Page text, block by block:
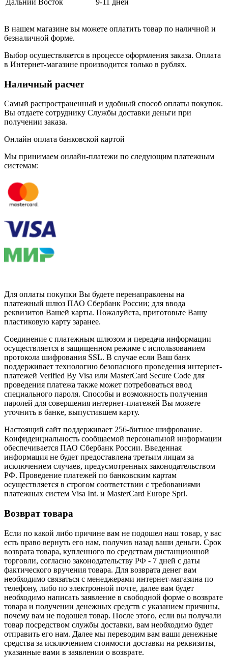
В нашем магазине вы можете оплатить товар по наличной и
безналичной форме.
Выбор осуществляется в процессе оформления заказа. Оплата
в Интернет-магазине производится только в рублях.
Наличный расчет
Самый распространенный и удобный способ оплаты покупок.
Вы отдаете сотруднику Службы доставки деньги при
получении заказа.
Онлайн оплата банковской картой
Мы принимаем онлайн-платежи по cледующим платежным
системам:
Для оплаты покупки Вы будете перенаправлены на
платежный шлюз ПАО Сбербанк России; для ввода
реквизитов Вашей карты. Пожалуйста, приготовьте Вашу
пластиковую карту заранее.
Соединение с платежным шлюзом и передача информации
осуществляется в защищенном режиме с использованием
протокола шифрования SSL. В случае если Ваш банк
поддерживает технологию безопасного проведения интернет-
платежей Verified By Visa или MasterCard Secure Code для
проведения платежа также может потребоваться ввод
специального пароля. Способы и возможность получения
паролей для совершения интернет-платежей Вы можете
уточнить в банке, выпустившем карту.
Настоящий сайт поддерживает 256-битное шифрование.
Конфиденциальность сообщаемой персональной информации
обеспечивается ПАО Сбербанк России. Введенная
информация не будет предоставлена третьим лицам за
исключением случаев, предусмотренных законодательством
РФ. Проведение платежей по банковским картам
осуществляется в строгом соответствии с требованиями
платежных систем Visa Int. и MasterCard Europe Sprl.
Возврат товара
Если по какой либо причине вам не подошел наш товар, у вас
есть право вернуть его нам, получив назад ваши деньги. Срок
возврата товара, купленного по средствам дистанционной
торговли, согласно законодательству РФ - 7 дней с даты
фактического вручения товара. Для возврата денег вам
необходимо связаться с менеджерами интернет-магазина по
телефону, либо по электронной почте, далее вам будет
необходимо написать заявление в свободной форме о возврате
товара и получении денежных средств с указанием причины,
почему вам не подошел товар. После этого, если вы получали
товар посредством службы доставки, вам необходимо будет
отправить его нам. Далее мы переводим вам ваши денежные
средства за исключением стоимости доставки на реквизиты,
указанные вами в заявлении о возврате.